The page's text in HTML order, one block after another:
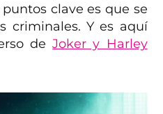
clave es que se
criminales. Y es aquí
deJoker y Harley